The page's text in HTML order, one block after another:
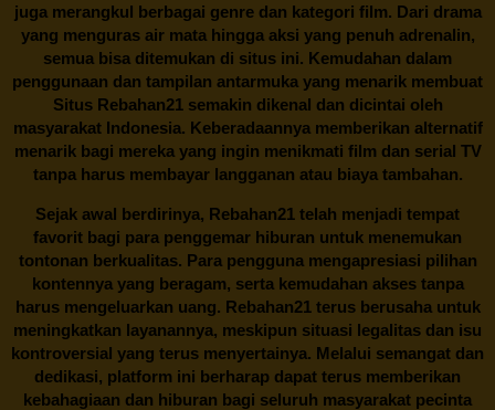
juga merangkul berbagai genre dan kategori film. Dari drama
yang menguras air mata hingga aksi yang penuh adrenalin,
semua bisa ditemukan di situs ini. Kemudahan dalam
penggunaan dan tampilan antarmuka yang menarik membuat
Situs Rebahan21semakin dikenal dan dicintai oleh
masyarakat Indonesia. Keberadaannya memberikan alternatif
menarik bagi mereka yang ingin menikmati film dan serial TV
tanpa harus membayar langganan atau biaya tambahan.
Sejak awal berdirinya, Rebahan21 telah menjadi tempat
favorit bagi para penggemar hiburan untuk menemukan
tontonan berkualitas. Para pengguna mengapresiasi pilihan
kontennya yang beragam, serta kemudahan akses tanpa
harus mengeluarkan uang. Rebahan21terus berusaha untuk
meningkatkan layanannya, meskipun situasi legalitas dan isu
kontroversial yang terus menyertainya. Melalui semangat dan
dedikasi, platform ini berharap dapat terus memberikan
kebahagiaan dan hiburan bagi seluruh masyarakat pecinta